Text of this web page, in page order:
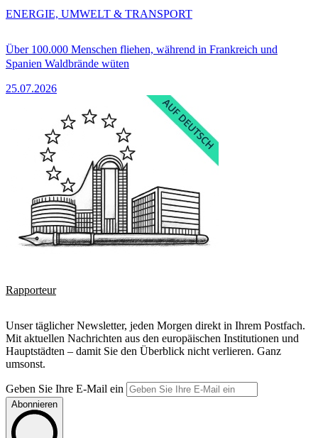
Über 100.000 Menschen fliehen, während in Frankreich und
Spanien Waldbrände wüten
25.07.2026
ENERGIE, UMWELT & TRANSPORT
Rapporteur
Unser täglicher Newsletter, jeden Morgen direkt in Ihrem Postfach.
Mit aktuellen Nachrichten aus den europäischen Institutionen und
Hauptstädten – damit Sie den Überblick nicht verlieren. Ganz
umsonst.
Geben Sie Ihre E-Mail ein
Abonnieren